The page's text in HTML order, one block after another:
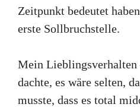
Zeitpunkt bedeutet
erste Sollbruchstelle.
Mein Lieblingsverhalten
dachte, es wäre selten,
musste, dass es total